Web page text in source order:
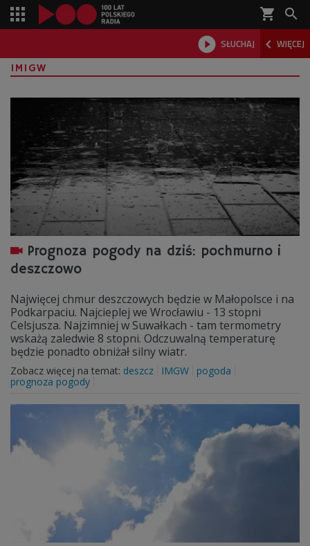
shopping_cart 
 SŁUCHAJ  WIĘCEJ

IMIGW
Prognoza pogody na dziś: pochmurno i
deszczowo
Najwięcej chmur deszczowych będzie w Małopolsce i na
Podkarpaciu. Najcieplej we Wrocławiu - 13 stopni
Celsjusza. Najzimniej w Suwałkach - tam termometry
wskażą zaledwie 8 stopni. Odczuwalną temperaturę
będzie ponadto obniżał silny wiatr.
Zobacz więcej na temat: deszcz IMGW
pogoda
prognoza pogody